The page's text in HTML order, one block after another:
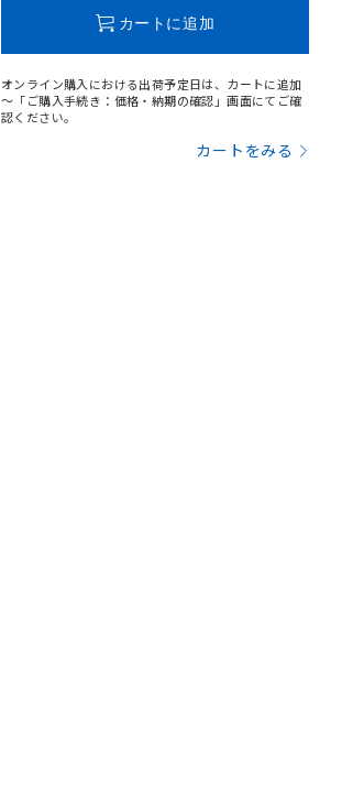
カートに追加
オンライン購入における出荷予定日は、カートに追加
～「ご購入手続き：価格・納期の確認」画面にてご確
認ください。
カートをみる